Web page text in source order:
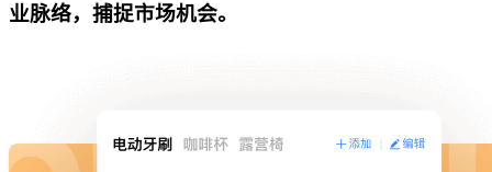
业脉络，捕捉市场机会。